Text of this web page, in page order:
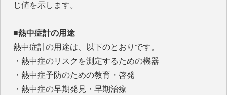
じ値を示します。
■熱中症計の用途
熱中症計の用途は、以下のとおりです。
・熱中症のリスクを測定するための機器
・熱中症予防のための教育・啓発
・熱中症の早期発見・早期治療